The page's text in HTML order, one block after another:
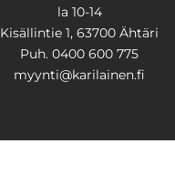
la 10-14
Kisällintie 1, 63700 Ähtäri
Puh. 0400 600 775
myynti@karilainen.fi